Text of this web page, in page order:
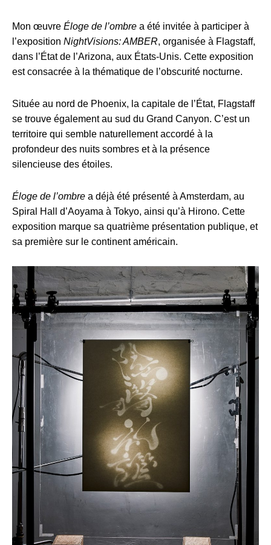
Mon œuvre Éloge de l’ombre a été invitée à participer à
l’exposition NightVisions: AMBER, organisée à Flagstaff,
dans l’État de l’Arizona, aux États-Unis. Cette exposition
est consacrée à la thématique de l’obscurité nocturne.
Située au nord de Phoenix, la capitale de l’État, Flagstaff
se trouve également au sud du Grand Canyon. C’est un
territoire qui semble naturellement accordé à la
profondeur des nuits sombres et à la présence
silencieuse des étoiles.
Éloge de l’ombre a déjà été présenté à Amsterdam, au
Spiral Hall d’Aoyama à Tokyo, ainsi qu’à Hirono. Cette
exposition marque sa quatrième présentation publique, et
sa première sur le continent américain.